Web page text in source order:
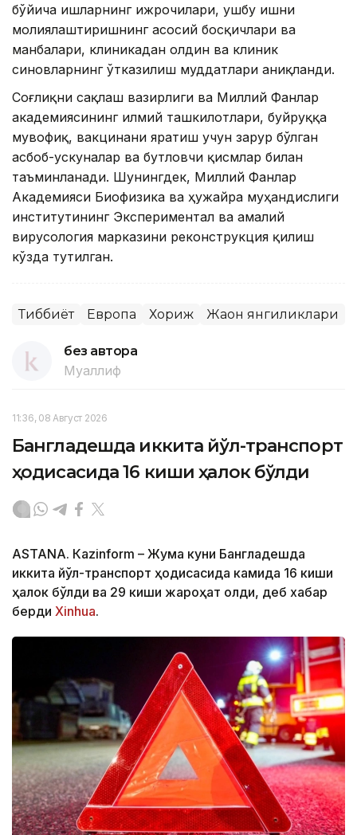
бўйича ишларнинг ижрочилари, ушбу ишни
молиялаштиришнинг асосий босқичлари ва
манбалари, клиникадан олдин ва клиник
синовларнинг ўтказилиш муддатлари аниқланди.
Соғлиқни сақлаш вазирлиги ва Миллий Фанлар
академиясининг илмий ташкилотлари, буйруққа
мувофиқ, вакцинани яратиш учун зарур бўлган
асбоб-ускуналар ва бутловчи қисмлар билан
таъминланади. Шунингдек, Миллий Фанлар
Академияси Биофизика ва ҳужайра муҳандислиги
институтининг Экспериментал ва амалий
вирусология марказини реконструкция қилиш
кўзда тутилган.
Тиббиёт Европа Хориж Жаҳон янгиликлари
без автора
Муаллиф
11:36, 08 Август 2026
Бангладешда иккита йўл-транспорт
ҳодисасида 16 киши ҳалок бўлди
ASTANА. Кazinform – Жума куни Бангладешда
иккита йўл-транспорт ҳодисасида камида 16 киши
ҳалок бўлди ва 29 киши жароҳат олди, деб хабар
берди Xinhua.